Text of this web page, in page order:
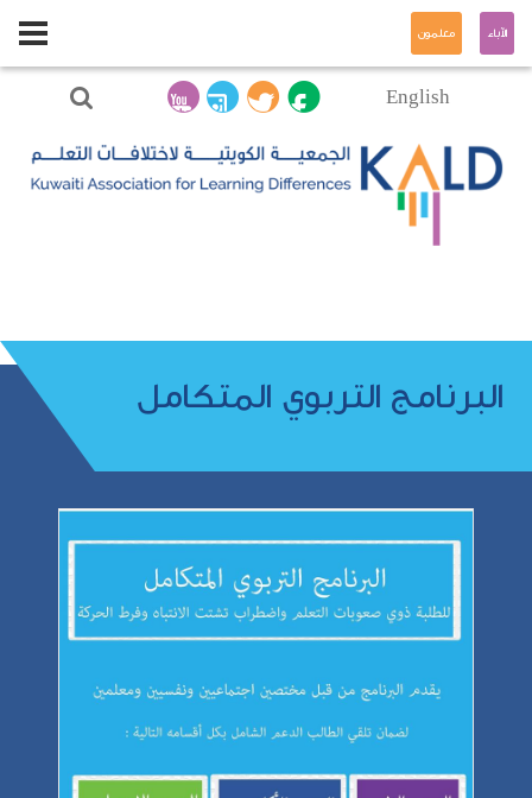
English
معلمون الآباء
البرنامج التربوي المتكامل